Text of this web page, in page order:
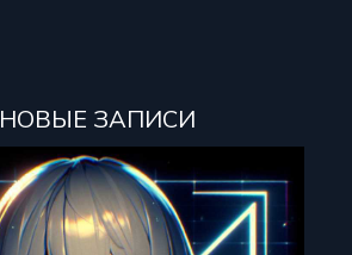
НОВЫЕ ЗАПИСИ